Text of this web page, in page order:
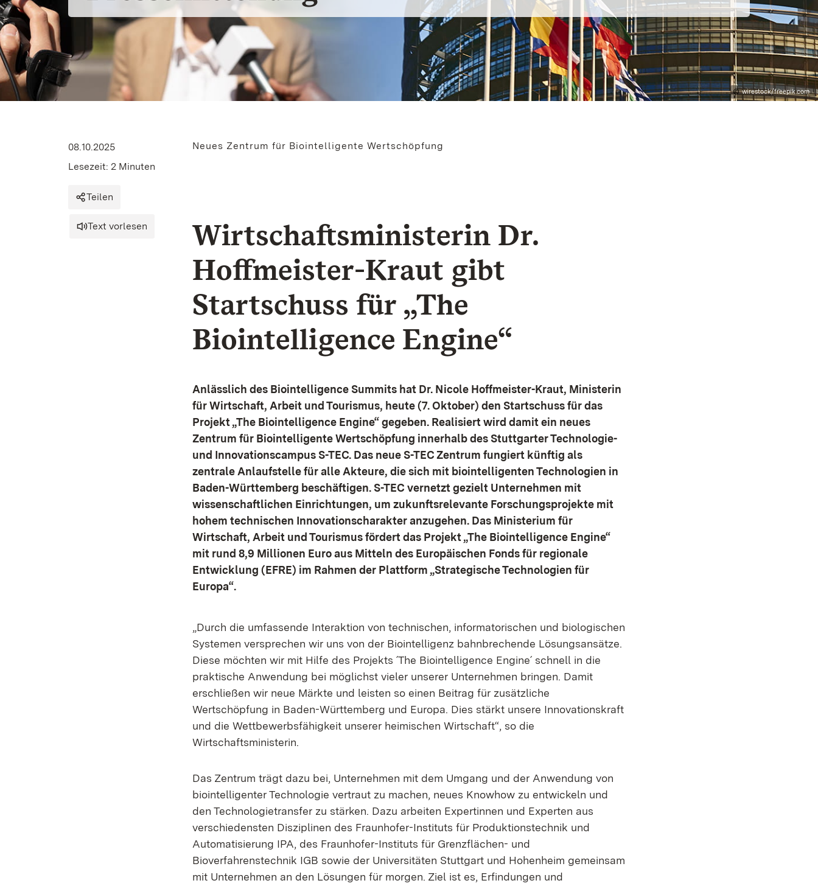
wirestock/freepik.com
Neues Zentrum für Biointelligente Wertschöpfung
08.10.2025
Lesezeit: 2 Minuten
Teilen
Text vorlesen
Wirtschaftsministerin Dr.
Hoffmeister-Kraut gibt
Startschuss für „The
Biointelligence Engine“
Anlässlich des Biointelligence Summits hat Dr. Nicole Hoffmeister-Kraut, Ministerin
für Wirtschaft, Arbeit und Tourismus, heute (7. Oktober) den Startschuss für das
Projekt „The Biointelligence Engine“ gegeben. Realisiert wird damit ein neues
Zentrum für Biointelligente Wertschöpfung innerhalb des Stuttgarter Technologie-
und Innovationscampus S-TEC. Das neue S-TEC Zentrum fungiert künftig als
zentrale Anlaufstelle für alle Akteure, die sich mit biointelligenten Technologien in
Baden-Württemberg beschäftigen. S-TEC vernetzt gezielt Unternehmen mit
wissenschaftlichen Einrichtungen, um zukunftsrelevante Forschungsprojekte mit
hohem technischen Innovationscharakter anzugehen. Das Ministerium für
Wirtschaft, Arbeit und Tourismus fördert das Projekt „The Biointelligence Engine“
mit rund 8,9 Millionen Euro aus Mitteln des Europäischen Fonds für regionale
Entwicklung (EFRE) im Rahmen der Plattform „Strategische Technologien für
Europa“.
„Durch die umfassende Interaktion von technischen, informatorischen und biologischen
Systemen versprechen wir uns von der Biointelligenz bahnbrechende Lösungsansätze.
Diese möchten wir mit Hilfe des Projekts ´The Biointelligence Engine´ schnell in die
praktische Anwendung bei möglichst vieler unserer Unternehmen bringen. Damit
erschließen wir neue Märkte und leisten so einen Beitrag für zusätzliche
Wertschöpfung in Baden-Württemberg und Europa. Dies stärkt unsere Innovationskraft
und die Wettbewerbsfähigkeit unserer heimischen Wirtschaft“, so die
Wirtschaftsministerin.
Das Zentrum trägt dazu bei, Unternehmen mit dem Umgang und der Anwendung von
biointelligenter Technologie vertraut zu machen, neues Knowhow zu entwickeln und
den Technologietransfer zu stärken. Dazu arbeiten Expertinnen und Experten aus
verschiedensten Disziplinen des Fraunhofer-Instituts für Produktionstechnik und
Automatisierung IPA, des Fraunhofer-Instituts für Grenzflächen- und
Bioverfahrenstechnik IGB sowie der Universitäten Stuttgart und Hohenheim gemeinsam
mit Unternehmen an den Lösungen für morgen. Ziel ist es, Erfindungen und